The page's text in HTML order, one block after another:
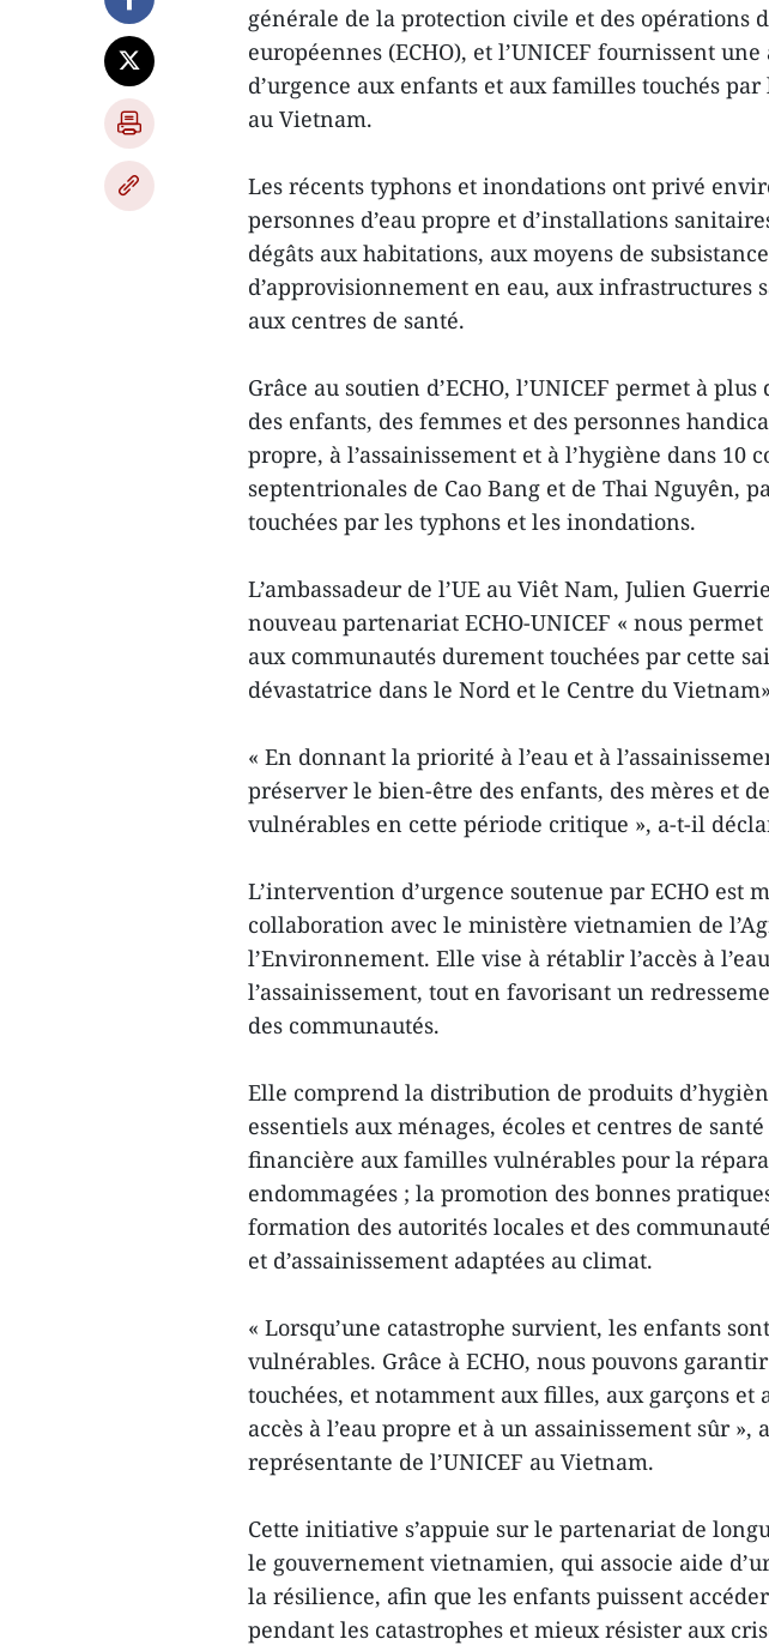
générale de la protection civile et des opérations
européennes (ECHO), et l’UNICEF fournissent
d’urgence aux enfants et aux familles touchés
au Vietnam.
Les récents typhons et inondations ont privé
personnes d’eau propre et d’installations
dégâts aux habitations, aux moyens de
d’approvisionnement en eau, aux infrastructures
aux centres de santé.
Grâce au soutien d’ECHO, l’UNICEF permet à
des enfants, des femmes et des personnes
propre, à l’assainissement et à l’hygiène dans 10
septentrionales de Cao Bang et de Thai Nguyên,
touchées par les typhons et les inondations.
L’ambassadeur de l’UE au Viêt Nam, Julien
nouveau partenariat ECHO-UNICEF « nous
aux communautés durement touchées par cette
dévastatrice dans le Nord et le Centre du
« En donnant la priorité à l’eau et à
préserver le bien-être des enfants, des mères et
vulnérables en cette période critique », a-t-il
L’intervention d’urgence soutenue par ECHO est
collaboration avec le ministère vietnamien de
l’Environnement. Elle vise à rétablir l’accès à
l’assainissement, tout en favorisant un
des communautés.
Elle comprend la distribution de produits
essentiels aux ménages, écoles et centres de
financière aux familles vulnérables pour la
endommagées ; la promotion des bonnes
formation des autorités locales et des
et d’assainissement adaptées au climat.
« Lorsqu’une catastrophe survient, les enfants
vulnérables. Grâce à ECHO, nous pouvons
touchées, et notamment aux filles, aux garçons et
accès à l’eau propre et à un assainissement sûr
représentante de l’UNICEF au Vietnam.
Cette initiative s’appuie sur le partenariat de
le gouvernement vietnamien, qui associe aide
la résilience, afin que les enfants puissent
pendant les catastrophes et mieux résister aux